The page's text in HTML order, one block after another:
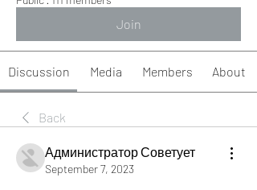
Join
Discussion Media Members About
Back
Администратор Советует
September 7, 2023